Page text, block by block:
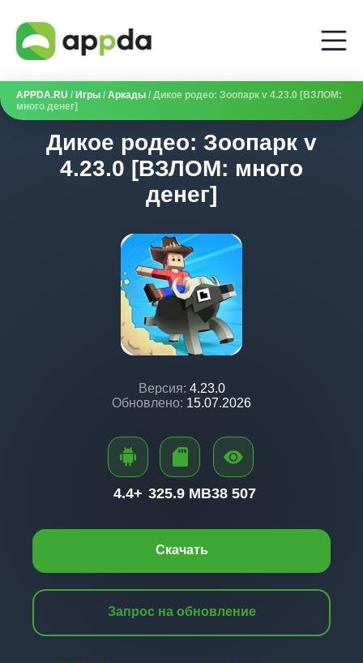
APPDA.RU / Игры / Аркады / Дикое родео: Зоопарк v 4.23.0 [ВЗЛОМ:
много денег]
Дикое родео: Зоопарк v
4.23.0 [ВЗЛОМ: много
денег]
Версия: 4.23.0
Обновлено: 15.07.2026
Скачать
Запрос на обновление
4.4+ 325.9 MB38 507